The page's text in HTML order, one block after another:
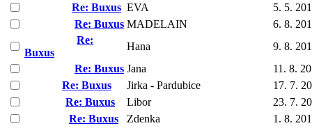
Re: Buxus EVA
5. 5.
Re: Buxus MADELAIN
6. 8.
Re:
Buxus
Hana
9. 8.
Re: Buxus Jana
11. 8.
Re: Buxus
Jirka - Pardubice
17. 7.
Re: Buxus
Libor
23. 7.
Re: Buxus
Zdenka 1. 8.